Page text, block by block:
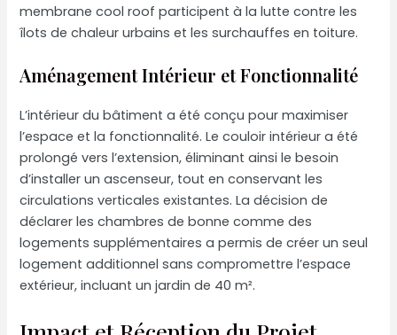
membrane cool roof participent à la lutte contre les
îlots de chaleur urbains et les surchauffes en toiture.
Aménagement Intérieur et Fonctionnalité
L’intérieur du bâtiment a été conçu pour maximiser
l’espace et la fonctionnalité. Le couloir intérieur a été
prolongé vers l’extension, éliminant ainsi le besoin
d’installer un ascenseur, tout en conservant les
circulations verticales existantes. La décision de
déclarer les chambres de bonne comme des
logements supplémentaires a permis de créer un seul
logement additionnel sans compromettre l’espace
extérieur, incluant un jardin de 40 m².